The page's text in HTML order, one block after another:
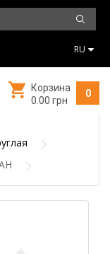
RU
0
Корзина
0.00 грн